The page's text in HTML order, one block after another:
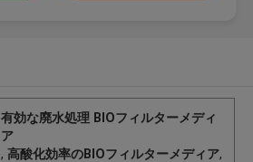
有効な廃水処理 BIOフィルターメディ
ア
,高酸化効率のBIOフィルターメディア,